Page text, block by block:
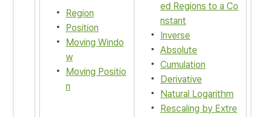
Region
Position
Moving Windo
w
Moving Positio
n
ed Regions to a Co
nstant
Inverse
Absolute
Cumulation
Derivative
Natural Logarithm
Rescaling by Extre